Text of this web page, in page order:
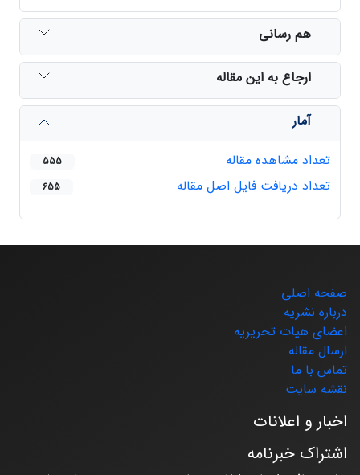
هم رسانی
ارجاع به این مقاله
آمار
تعداد مشاهده مقاله
555
تعداد دریافت فایل اصل مقاله 655
صفحه اصلی
درباره نشریه
اعضای هیات تحریریه
ارسال مقاله
تماس با ما
نقشه سایت
اخبار و اعلانات
اشتراک خبرنامه